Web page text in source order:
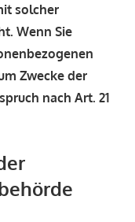
solcher
Wenn Sie
Zwecke der
nach Art. 21